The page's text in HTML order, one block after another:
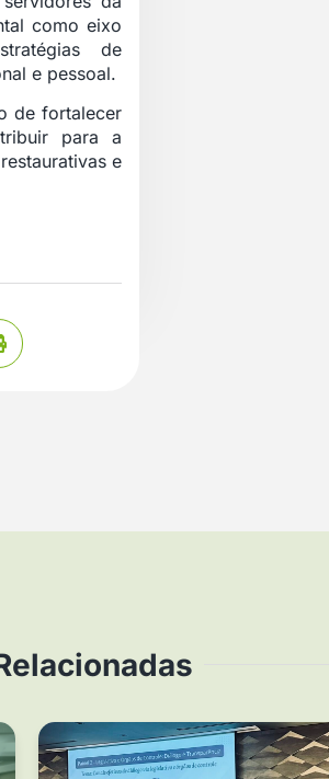
como eixo
de
e pessoal.
de fortalecer
para a
e